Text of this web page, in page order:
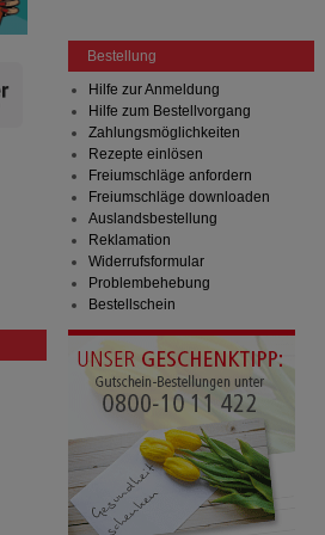
Bestellung
Hilfe zur Anmeldung
Hilfe zum Bestellvorgang
Zahlungsmöglichkeiten
Rezepte einlösen
Freiumschläge anfordern
Freiumschläge downloaden
Auslandsbestellung
Reklamation
Widerrufsformular
Problembehebung
Bestellschein